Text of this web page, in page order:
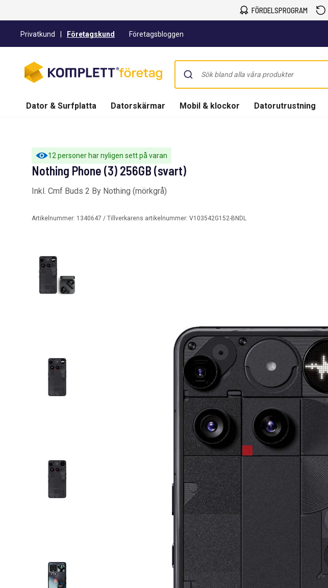
FÖRDELSPROGRAM
Privatkund Företagskund Företagsbloggen
Dator & Surfplatta Datorskärmar Mobil & klockor Datorutrustning
12 personer har nyligen sett på varan
Nothing Phone (3) 256GB (svart)
Inkl. Cmf Buds 2 By Nothing (mörkgrå)
Artikelnummer: 1340647 / Tillverkarens artikelnummer: V103542G152-BNDL